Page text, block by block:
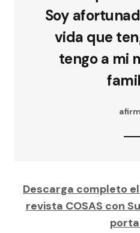
Soy
vida que
tengo a mi
Descarga completo
revista COSAS con